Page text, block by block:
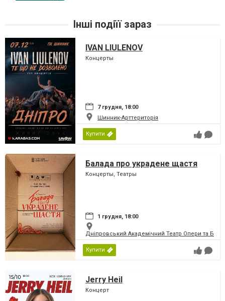
Інші подіїї зараз
IVAN LIULENOV
Концерты
7 грудня, 18:00
Шинник-Арттериторія
Купити
Балада про украдене щастя
Концерты, Театры
1 грудня, 18:00
Дніпровський Академічний Театр Опери та
Купити
Jerry Heil
Концерт